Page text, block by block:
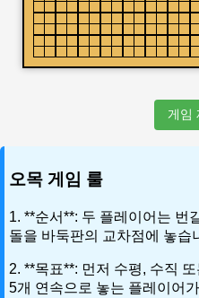
게임
오목 게임 룰
1. **순서**: 두 플레이어는 번
돌을 바둑판의 교차점에 놓습
2. **목표**: 먼저 수평, 수직
5개 연속으로 놓는 플레이어